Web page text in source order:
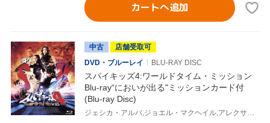
カートへ追加
中古
店舗受取可
DVD・ブルーレイ
BLU-RAY DISC
スパイキッズ4:ワールドタイム・ミッション
Blu-ray“においが出る"ミッションカード付
(Blu-ray Disc)
ジェシカ・アルバ,ジョエル・マクヘイル,アレクサ・ヴェガ,ロバート・ロドリゲス(監督、脚本、製作、撮影、音楽)